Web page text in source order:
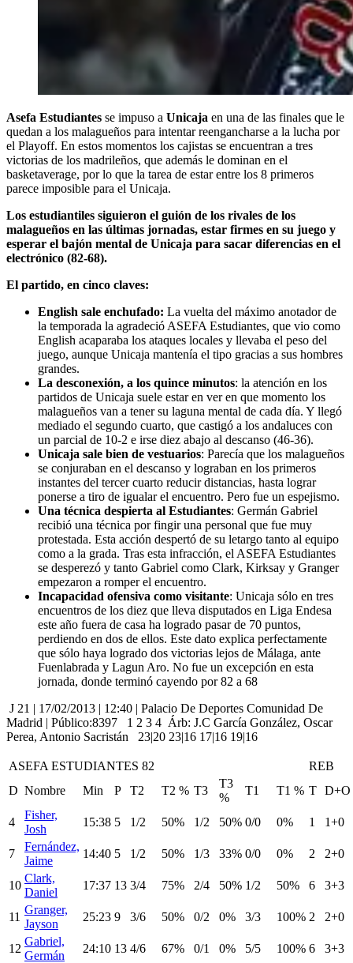
Asefa Estudiantes se impuso a Unicaja en una de las finales que le
quedan a los malagueños para intentar reengancharse a la lucha por
el Playoff. En estos momentos los cajistas se encuentran a tres
victorias de los madrileños, que además le dominan en el
basketaverage, por lo que la tarea de estar entre los 8 primeros
parece imposible para el Unicaja.
Los estudiantiles siguieron el guión de los rivales de los
malagueños en las últimas jornadas, estar firmes en su juego y
esperar el bajón mental de Unicaja para sacar diferencias en el
electrónico (82-68).
El partido, en cinco claves:
English sale enchufado: La vuelta del máximo anotador de
la temporada la agradeció ASEFA Estudiantes, que vio como
English acaparaba los ataques locales y llevaba el peso del
juego, aunque Unicaja mantenía el tipo gracias a sus hombres
grandes.
La desconexión, a los quince minutos: la atención en los
partidos de Unicaja suele estar en ver en que momento los
malagueños van a tener su laguna mental de cada día. Y llegó
mediado el segundo cuarto, que castigó a los andaluces con
un parcial de 10-2 e irse diez abajo al descanso (46-36).
Unicaja sale bien de vestuarios: Parecía que los malagueños
se conjuraban en el descanso y lograban en los primeros
instantes del tercer cuarto reducir distancias, hasta lograr
ponerse a tiro de igualar el encuentro. Pero fue un espejismo.
Una técnica despierta al Estudiantes: Germán Gabriel
recibió una técnica por fingir una personal que fue muy
protestada. Esta acción despertó de su letargo tanto al equipo
como a la grada. Tras esta infracción, el ASEFA Estudiantes
se desperezó y tanto Gabriel como Clark, Kirksay y Granger
empezaron a romper el encuentro.
Incapacidad ofensiva como visitante: Unicaja sólo en tres
encuentros de los diez que lleva disputados en Liga Endesa
este año fuera de casa ha logrado pasar de 70 puntos,
perdiendo en dos de ellos. Este dato explica perfectamente
que sólo haya logrado dos victorias lejos de Málaga, ante
Fuenlabrada y Lagun Aro. No fue un excepción en esta
jornada, donde terminó cayendo por 82 a 68
J 21 | 17/02/2013 | 12:40 | Palacio De Deportes Comunidad De
Madrid | Público:8397 1 2 3 4 Árb: J.C García González, Oscar
Perea, Antonio Sacristán 23|20 23|16 17|16 19|16
ASEFA ESTUDIANTES 82
REB
D Nombre Min P T2 T2 % T3
T3
%
T1 T1 % T D+O
4
Fisher,
Josh
15:38 5 1/2 50% 1/2 50% 0/0 0% 1 1+0
7
Fernández,
Jaime
14:40 5 1/2 50% 1/3 33% 0/0 0% 2 2+0
10
Clark,
Daniel
17:37 13 3/4 75% 2/4 50% 1/2 50% 6 3+3
11
Granger,
Jayson
25:23 9 3/6 50% 0/2 0% 3/3 100% 2 2+0
12
Gabriel,
Germán
24:10 13 4/6 67% 0/1 0% 5/5 100% 6 3+3